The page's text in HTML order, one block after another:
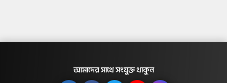
আমাদের সাথে সংযুক্ত থাকুন